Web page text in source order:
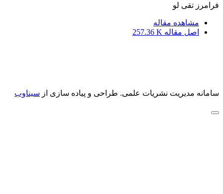
فرامرز تقی لو
مشاهده مقاله
اصل مقاله 257.36 K
سامانه مدیریت نشریات علمی. طراحی و پیاده سازی از سیناوب